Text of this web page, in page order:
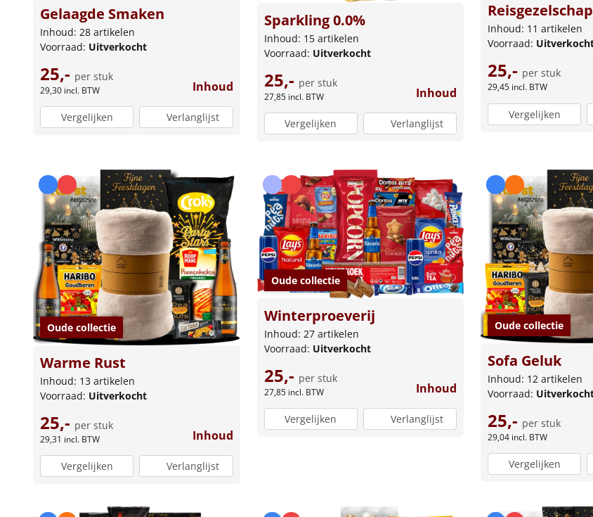
Gelaagde Smaken
Inhoud: 28 artikelen
Voorraad: Uitverkocht
25,- per stuk
29,30 incl. BTW Inhoud
Vergelijken Verlanglijst
Sparkling 0.0%
Inhoud: 15 artikelen
Voorraad: Uitverkocht
25,- per stuk
27,85 incl. BTW Inhoud
Vergelijken Verlanglijst
Reisgezelschap
Inhoud: 11 artikelen
Voorraad:
25,- per stuk
29,45 incl. BTW
Vergelijken
Oude collectie
Warme Rust
Inhoud: 13 artikelen
Voorraad: Uitverkocht
25,- per stuk
29,31 incl. BTW Inhoud
Vergelijken Verlanglijst
Oude collectie
Winterproeverij
Inhoud: 27 artikelen
Voorraad: Uitverkocht
25,- per stuk
27,85 incl. BTW Inhoud
Vergelijken Verlanglijst
Oude collectie
Sofa Geluk
Inhoud: 12 artikelen
Voorraad:
25,- per stuk
29,04 incl. BTW
Vergelijken